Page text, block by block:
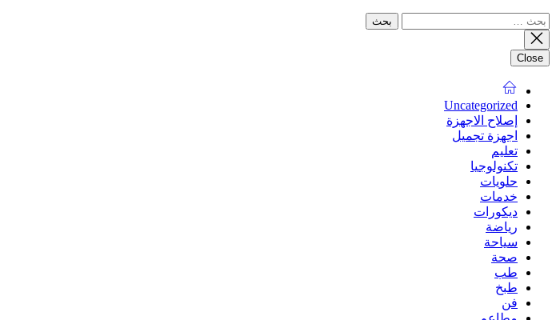
البحث
عن:
Close
Uncategorized
إصلاح الاجهزة
اجهزة تجميل
تعليم
تكنولوجيا
حلويات
خدمات
ديكورات
رياضة
سياحة
صحة
طب
طبخ
فن